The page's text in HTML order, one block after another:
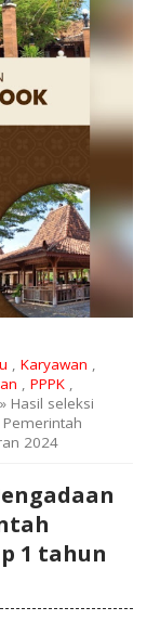
, Karyawan ,
, PPPK,
» Hasil seleksi
2024
1 tahun